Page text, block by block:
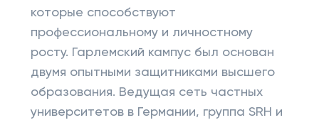
которые способствуют
профессиональному и личностному
росту. Гарлемский кампус был основан
двумя опытными защитниками высшего
образования. Ведущая сеть частных
университетов в Германии, группа SRH и